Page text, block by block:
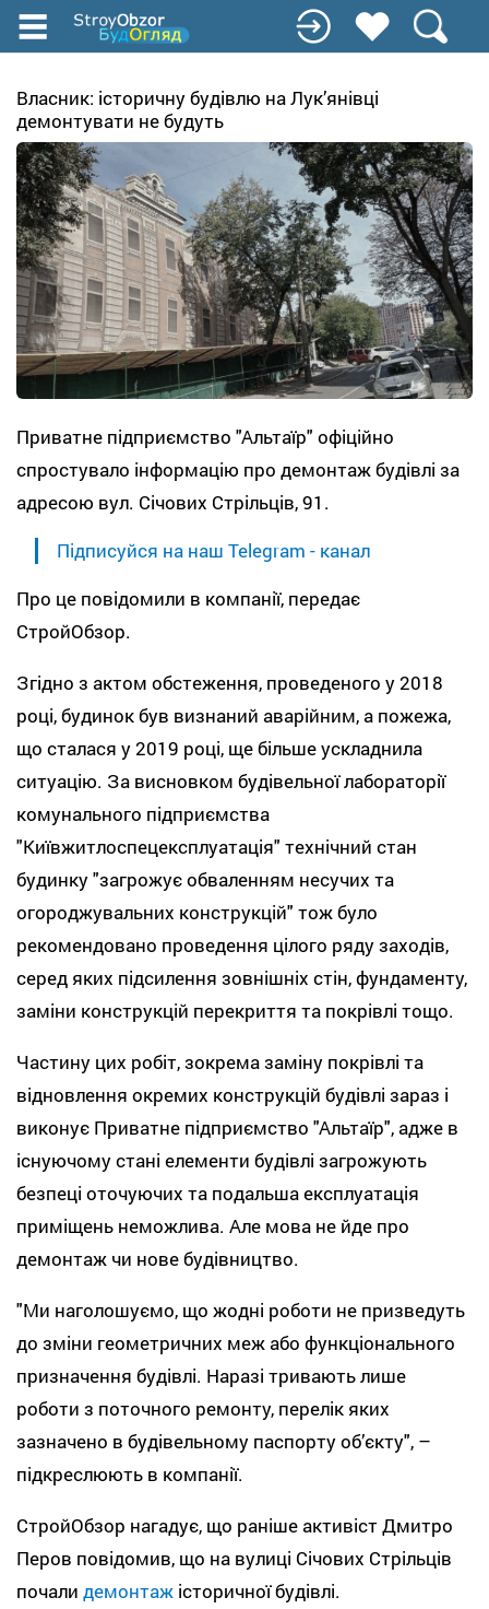
Перейти
до
вмісту
Власник: історичну будівлю на Лук’янівці
демонтувати не будуть
Приватне підприємство "Альтаїр" офіційно
спростувало інформацію про демонтаж будівлі за
адресою вул. Січових Стрільців, 91.
Підписуйся на наш Telegram - канал
Про це повідомили в компанії, передає
СтройОбзор.
Згідно з актом обстеження, проведеного у 2018
році, будинок був визнаний аварійним, а пожежа,
що сталася у 2019 році, ще більше ускладнила
ситуацію. За висновком будівельної лабораторії
комунального підприємства
"Київжитлоспецексплуатація" технічний стан
будинку "загрожує обваленням несучих та
огороджувальних конструкцій" тож було
рекомендовано проведення цілого ряду заходів,
серед яких підсилення зовнішніх стін, фундаменту,
заміни конструкцій перекриття та покрівлі тощо.
Частину цих робіт, зокрема заміну покрівлі та
відновлення окремих конструкцій будівлі зараз і
виконує Приватне підприємство "Альтаїр", адже в
існуючому стані елементи будівлі загрожують
безпеці оточуючих та подальша експлуатація
приміщень неможлива. Але мова не йде про
демонтаж чи нове будівництво.
"Ми наголошуємо, що жодні роботи не призведуть
до зміни геометричних меж або функціонального
призначення будівлі. Наразі тривають лише
роботи з поточного ремонту, перелік яких
зазначено в будівельному паспорту об’єкту", –
підкреслюють в компанії.
СтройОбзор нагадує, що раніше активіст Дмитро
Перов повідомив, що на вулиці Січових Стрільців
почали демонтаж історичної будівлі.